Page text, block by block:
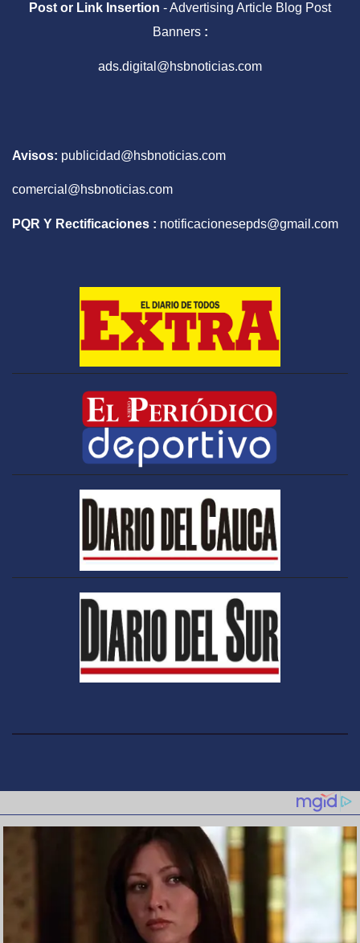
Post or Link Insertion - Advertising Article Blog Post
Banners :
ads.digital@hsbnoticias.com
Avisos: publicidad@hsbnoticias.com
comercial@hsbnoticias.com
PQR Y Rectificaciones : notificacionesepds@gmail.com